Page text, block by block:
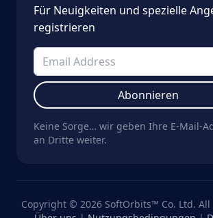
Für Neuigkeiten und spezielle
registrieren
Abonnieren
Keine Sorge… wir geben Ihre E-Mail-
an Dritte weiter.
Copyright © 2026 SoftOrbits™ Co. Ltd.